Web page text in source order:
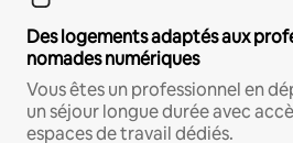
Des logements adaptés aux
nomades numériques
Vous êtes un professionnel en
un séjour longue durée avec
espaces de travail dédiés.